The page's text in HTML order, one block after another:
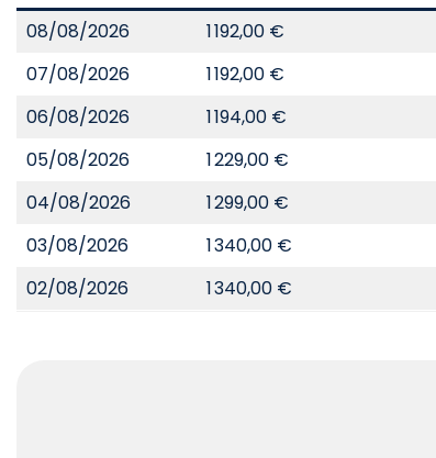
08/08/2026
1 192,00 €
07/08/2026
1 192,00 €
06/08/2026
1 194,00 €
05/08/2026
1 229,00 €
04/08/2026
1 299,00 €
03/08/2026
1 340,00 €
02/08/2026
1 340,00 €